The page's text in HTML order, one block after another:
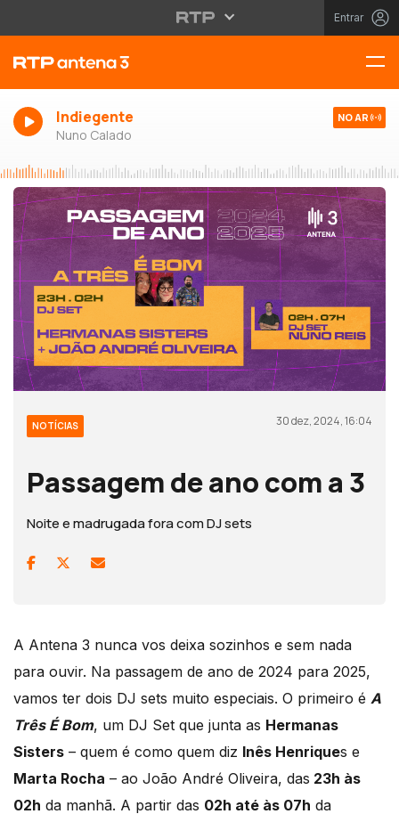
Entrar
Indiegente
Nuno Calado
NO AR
NOTÍCIAS 30 dez, 2024, 16:04
Passagem de ano com a 3
Noite e madrugada fora com DJ sets
A Antena 3 nunca vos deixa sozinhos e sem nada
para ouvir. Na passagem de ano de 2024 para 2025,
vamos ter dois DJ sets muito especiais. O primeiro é A
Três É Bom, um DJ Set que junta as Hermanas
Sisters – quem é como quem diz Inês Henriques e
Marta Rocha – ao João André Oliveira, das 23h às
02h da manhã. A partir das 02h até às 07h da